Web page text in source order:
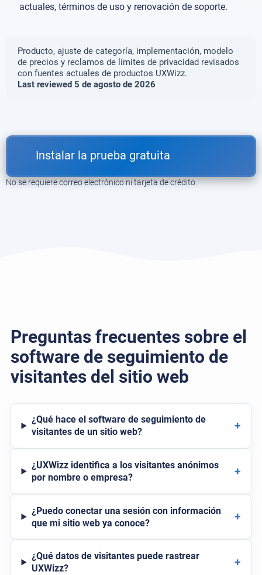
actuales, términos de uso y renovación de soporte.
Producto, ajuste de categoría, implementación, modelo
de precios y reclamos de límites de privacidad revisados ​​
con fuentes actuales de productos UXWizz.
Last reviewed 5 de agosto de 2026
Instalar la prueba gratuita
No se requiere correo electrónico ni tarjeta de crédito.
Preguntas frecuentes sobre el
software de seguimiento de
visitantes del sitio web
¿Qué hace el software de seguimiento de
visitantes de un sitio web?
+
¿UXWizz identifica a los visitantes anónimos
por nombre o empresa?
+
¿Puedo conectar una sesión con información
que mi sitio web ya conoce?
+
¿Qué datos de visitantes puede rastrear
UXWizz?
+